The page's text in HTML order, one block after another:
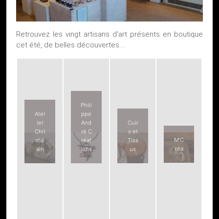
Retrouvez les vingt artisans d’art présents en boutique
cet été, de belles découvertes….​
Atel
ier
Chri
stal
ain
Phili
ppe
And
ré C
réat
ions
Cuir
s et
Tiss
us
M’C
réa